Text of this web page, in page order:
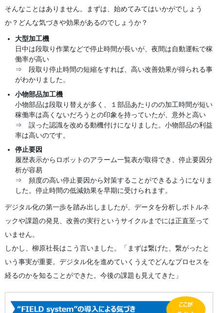
そんなことはありません。まずは、始めてみてはいかがでしょう
か？どんな気づきや効果があるのでしょうか？
大型加工機
日中は段取り作業などで停止時間が長いが、夜間は自動運転で稼
働率が高い
⇒ 段取り停止時間の短縮をすれば、高い改善効果が得られる事
がわかりました。
小物部品加工機
小物部品は段取り替えが多く、１部品あたりのの加工時間が短い
稼働率は高くないだろうとの印象を持っていたが、意外と高い
⇒ 誤った認識を改める動機付けになりました。小物部品の利益
率は高いのです。
停止要因
履歴表示からロボットのアラーム一覧表が取得でき、停止要因分
析が容易
⇒ 頻度の高い停止要因から対策することができるようになりま
した。停止時間の低減効果を早期に受けられます。
デジタル化の第一歩を踏み出しましたが、データを分析しボトルネ
ックや課題の発見、改善の実行というサイクルまでには正直至って
いません。
しかし、柳原社長はこう言いました。「まずは繋げた、繋がったと
いう事実が重要。デジタル化を進めていくうえでどんなプロセスを
経るのかを知ることができた。今後の課題も見えてきた」